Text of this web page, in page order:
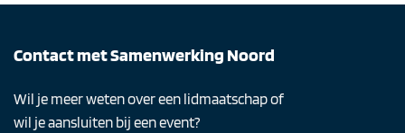
Contact met Samenwerking Noord
Wil je meer weten over een lidmaatschap of
wil je aansluiten bij een event?